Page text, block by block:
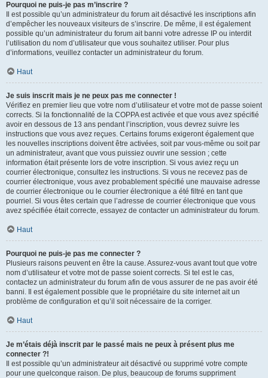
Pourquoi ne puis-je pas m’inscrire ?
Il est possible qu’un administrateur du forum ait désactivé les inscriptions afin
d’empêcher les nouveaux visiteurs de s’inscrire. De même, il est également
possible qu’un administrateur du forum ait banni votre adresse IP ou interdit
l’utilisation du nom d’utilisateur que vous souhaitez utiliser. Pour plus
d’informations, veuillez contacter un administrateur du forum.
Haut
Je suis inscrit mais je ne peux pas me connecter !
Vérifiez en premier lieu que votre nom d’utilisateur et votre mot de passe soient
corrects. Si la fonctionnalité de la COPPA est activée et que vous avez spécifié
avoir en dessous de 13 ans pendant l’inscription, vous devrez suivre les
instructions que vous avez reçues. Certains forums exigeront également que
les nouvelles inscriptions doivent être activées, soit par vous-même ou soit par
un administrateur, avant que vous puissiez ouvrir une session ; cette
information était présente lors de votre inscription. Si vous aviez reçu un
courrier électronique, consultez les instructions. Si vous ne recevez pas de
courrier électronique, vous avez probablement spécifié une mauvaise adresse
de courrier électronique ou le courrier électronique a été filtré en tant que
pourriel. Si vous êtes certain que l’adresse de courrier électronique que vous
avez spécifiée était correcte, essayez de contacter un administrateur du forum.
Haut
Pourquoi ne puis-je pas me connecter ?
Plusieurs raisons peuvent en être la cause. Assurez-vous avant tout que votre
nom d’utilisateur et votre mot de passe soient corrects. Si tel est le cas,
contactez un administrateur du forum afin de vous assurer de ne pas avoir été
banni. Il est également possible que le propriétaire du site internet ait un
problème de configuration et qu’il soit nécessaire de la corriger.
Haut
Je m’étais déjà inscrit par le passé mais ne peux à présent plus me
connecter ?!
Il est possible qu’un administrateur ait désactivé ou supprimé votre compte
pour une quelconque raison. De plus, beaucoup de forums suppriment